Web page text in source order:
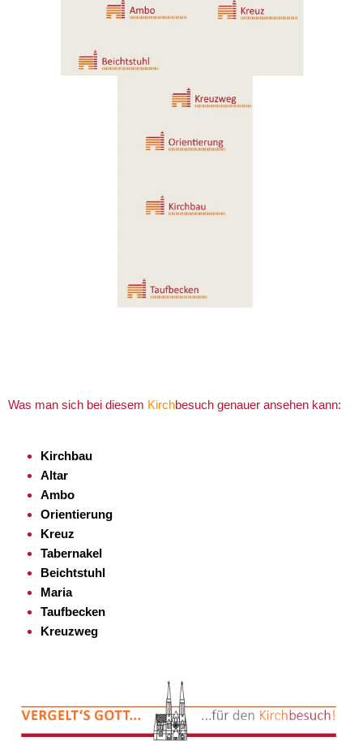
Was man sich bei diesem Kirchbesuch genauer ansehen kann:
Kirchbau
Altar
Ambo
Orientierung
Kreuz
Tabernakel
Beichtstuhl
Maria
Taufbecken
Kreuzweg